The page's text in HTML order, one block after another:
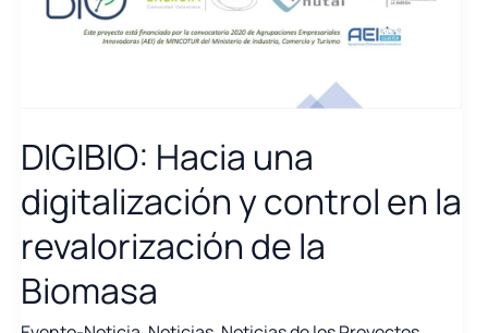
DIGIBIO: Hacia una
digitalización y control en la
revalorización de la
Biomasa